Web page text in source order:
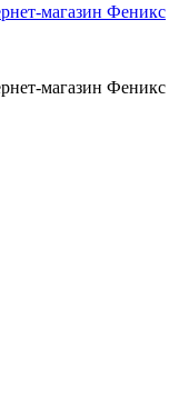
магазин Феникс
магазин Феникс